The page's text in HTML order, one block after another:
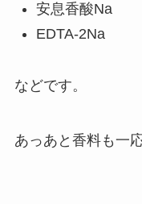
安息香酸Na
EDTA-2Na
などです。
あっあと香料も一